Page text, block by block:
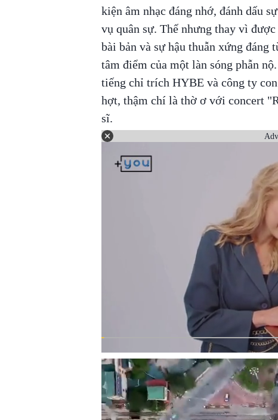
kiện âm nhạc đáng nhớ, đánh dấu
vụ quân sự. Thế nhưng thay vì
bài bản và sự hậu thuẫn xứng đáng
tâm điểm của một làn sóng phẫn
tiếng chỉ trích HYBE và công ty
hợt, thậm chí là thờ ơ với concert
sĩ.